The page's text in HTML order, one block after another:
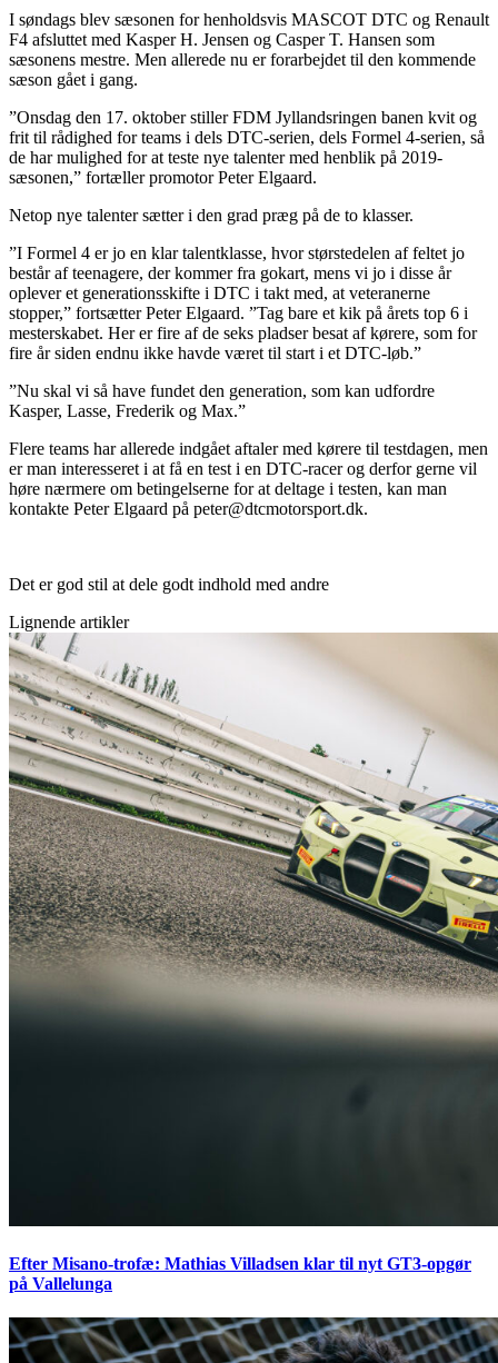
I søndags blev sæsonen for henholdsvis MASCOT DTC og Renault
F4 afsluttet med Kasper H. Jensen og Casper T. Hansen som
sæsonens mestre. Men allerede nu er forarbejdet til den kommende
sæson gået i gang.
”Onsdag den 17. oktober stiller FDM Jyllandsringen banen kvit og
frit til rådighed for teams i dels DTC-serien, dels Formel 4-serien, så
de har mulighed for at teste nye talenter med henblik på 2019-
sæsonen,” fortæller promotor Peter Elgaard.
Netop nye talenter sætter i den grad præg på de to klasser.
”I Formel 4 er jo en klar talentklasse, hvor størstedelen af feltet jo
består af teenagere, der kommer fra gokart, mens vi jo i disse år
oplever et generationsskifte i DTC i takt med, at veteranerne
stopper,” fortsætter Peter Elgaard. ”Tag bare et kik på årets top 6 i
mesterskabet. Her er fire af de seks pladser besat af kørere, som for
fire år siden endnu ikke havde været til start i et DTC-løb.”
”Nu skal vi så have fundet den generation, som kan udfordre
Kasper, Lasse, Frederik og Max.”
Flere teams har allerede indgået aftaler med kørere til testdagen, men
er man interesseret i at få en test i en DTC-racer og derfor gerne vil
høre nærmere om betingelserne for at deltage i testen, kan man
kontakte Peter Elgaard på peter@dtcmotorsport.dk.
Det er god stil at dele godt indhold med andre
Lignende artikler
Efter Misano-trofæ: Mathias Villadsen klar til nyt GT3-opgør
på Vallelunga